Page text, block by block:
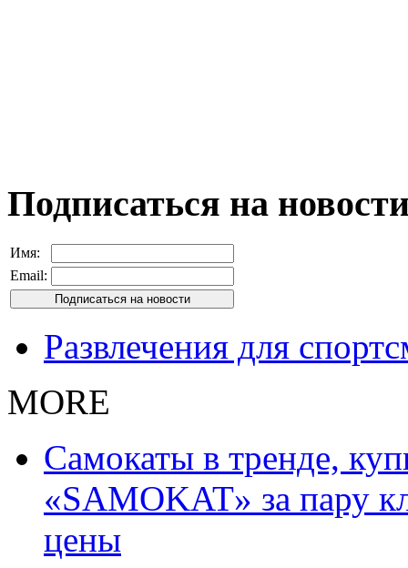
Подписаться на
Имя:
Email:
Развлечения для
MORE
Самокаты в тренде,
«SAMOKAT» за пару
цены